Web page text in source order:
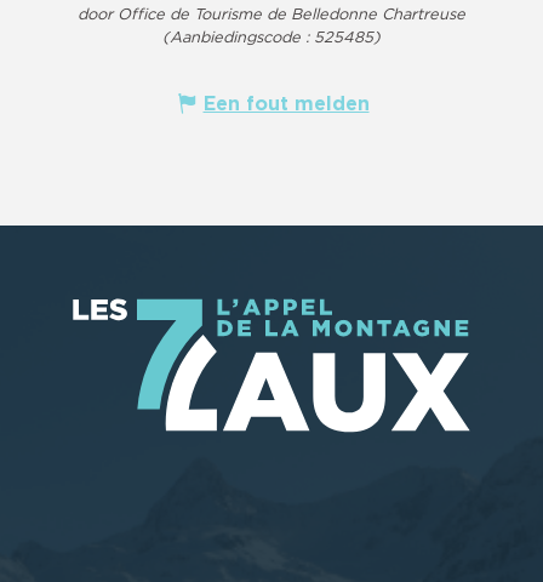
door Office de Tourisme de Belledonne Chartreuse
(Aanbiedingscode : 525485)
Een fout melden